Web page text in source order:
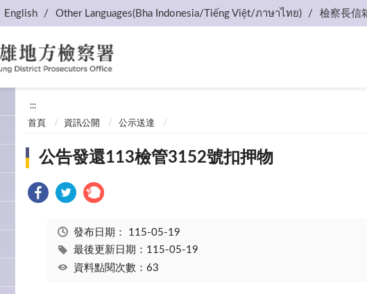
English Other Languages(Bha Indonesia/Tiếng Việt/ภาษาไทย) 檢察長信
:::
首頁 資訊公開 公示送達
公告發還113檢管3152號扣押物
發布日期： 115-05-19
最後更新日期：115-05-19
資料點閱次數：63